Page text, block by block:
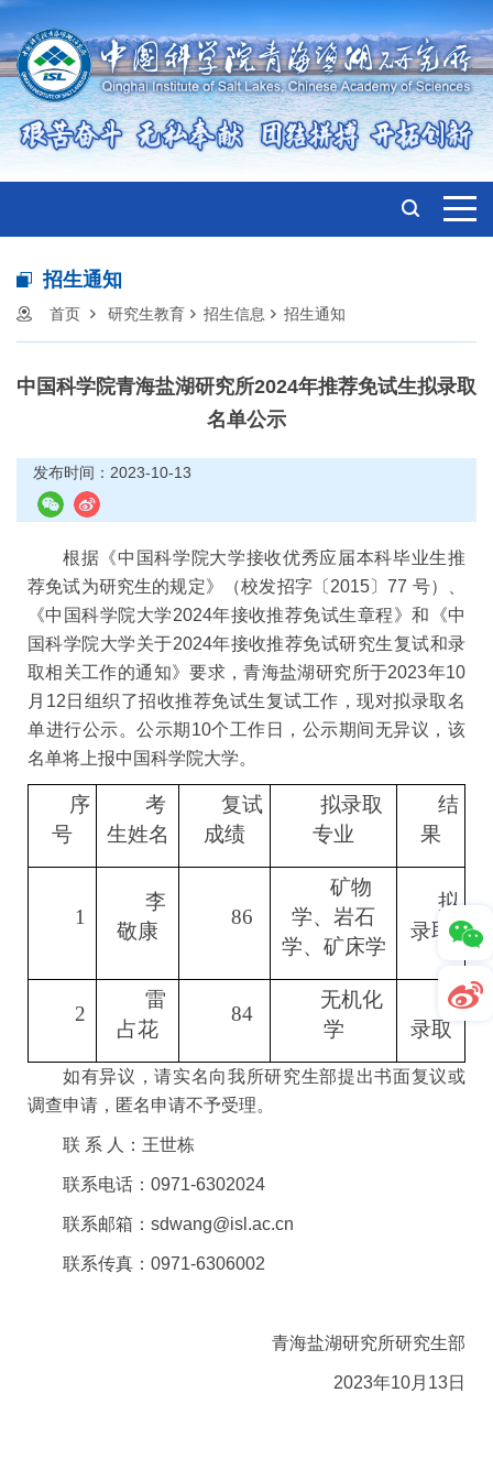
招生通知
首页 研究生教育 招生信息 招生通知
中国科学院青海盐湖研究所2024年推荐免试生拟录取
名单公示
发布时间：2023-10-13
根据《中国科学院大学接收优秀应届本科毕业生推
荐免试为研究生的规定》（校发招字〔2015〕77 号）、
《中国科学院大学2024年接收推荐免试生章程》和《中
国科学院大学关于2024年接收推荐免试研究生复试和录
取相关工作的通知》要求，青海盐湖研究所于2023年10
月12日组织了招收推荐免试生复试工作，现对拟录取名
单进行公示。公示期10个工作日，公示期间无异议，该
名单将上报中国科学院大学。
序
号
考
生姓名
复试
成绩
拟录取
专业
结
果
1
李
敬康
86
矿物
学、岩石
学、矿床学
拟
录取
2
雷
占花
84
无机化
学
拟
录取
如有异议，请实名向我所研究生部提出书面复议或
调查申请，匿名申请不予受理。
联 系 人：王世栋
联系电话：0971-6302024
联系邮箱：sdwang@isl.ac.cn
联系传真：0971-6306002
青海盐湖研究所研究生部
2023年10月13日